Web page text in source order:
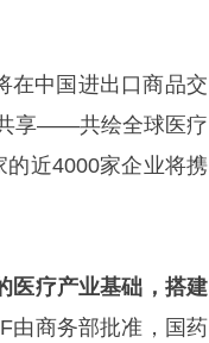
在中国进出口商品交
共享——共绘全球医疗
的近4000家企业将携
医疗产业基础，搭建
由商务部批准，国药